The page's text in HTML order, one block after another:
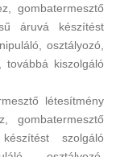
gombatermesztő
áruvá készítést
osztályozó,
továbbá kiszolgáló
létesítmény
gombatermesztő
szolgáló